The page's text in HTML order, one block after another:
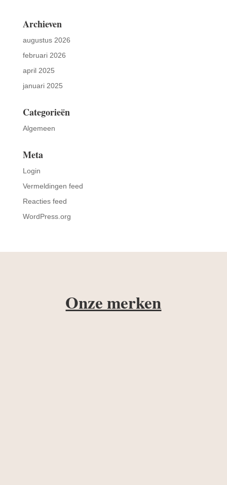
Archieven
augustus 2026
februari 2026
april 2025
januari 2025
Categorieën
Algemeen
Meta
Login
Vermeldingen feed
Reacties feed
WordPress.org
Onze merken